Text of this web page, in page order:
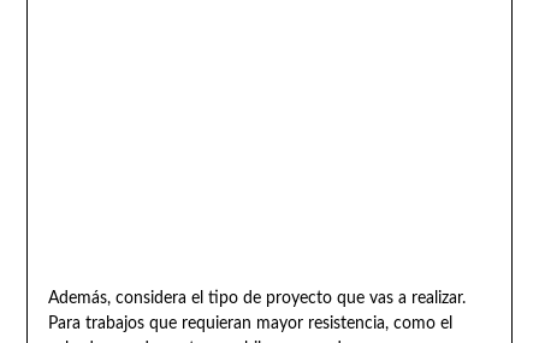
Además, considera el tipo de proyecto que vas a realizar.
Para trabajos que requieran mayor resistencia, como el